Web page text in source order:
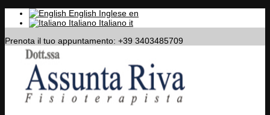
English Inglese en
Italiano Italiano it
Prenota il tuo appuntamento: +39 3403485709